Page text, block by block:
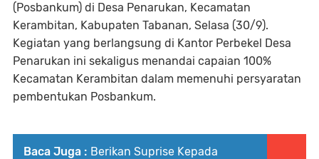
(Posbankum) di Desa Penarukan, Kecamatan
Kerambitan, Kabupaten Tabanan, Selasa (30/9).
Kegiatan yang berlangsung di Kantor Perbekel Desa
Penarukan ini sekaligus menandai capaian 100%
Kecamatan Kerambitan dalam memenuhi persyaratan
pembentukan Posbankum.
Baca Juga : Berikan Suprise Kepada